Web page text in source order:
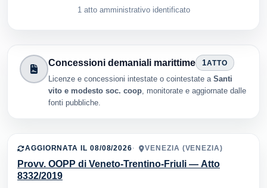
1 atto amministrativo identificato
Concessioni demaniali marittime 1ATTO
Licenze e concessioni intestate o cointestate a Santi
vito e modesto soc. coop, monitorate e aggiornate dalle
fonti pubbliche.
AGGIORNATA IL 08/08/2026 VENEZIA (VENEZIA)
Provv. OOPP di Veneto-Trentino-Friuli — Atto
8332/2019